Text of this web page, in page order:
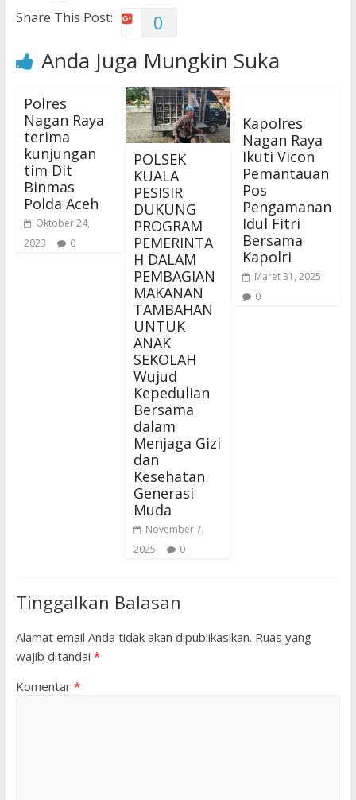
Share This Post: 0
Anda Juga Mungkin Suka
Polres
Nagan Raya
terima
kunjungan
tim Dit
Binmas
Polda Aceh
Oktober 24,
2023
0
POLSEK
KUALA
PESISIR
DUKUNG
PROGRAM
PEMERINTA
H DALAM
PEMBAGIAN
MAKANAN
TAMBAHAN
UNTUK
ANAK
SEKOLAH
Wujud
Kepedulian
Bersama
dalam
Menjaga Gizi
dan
Kesehatan
Generasi
Muda
November 7,
2025
0
Kapolres
Nagan Raya
Ikuti Vicon
Pemantauan
Pos
Pengamanan
Idul Fitri
Bersama
Kapolri
Maret 31, 2025
0
Tinggalkan Balasan
Alamat email Anda tidak akan dipublikasikan. Ruas yang
wajib ditandai *
Komentar *